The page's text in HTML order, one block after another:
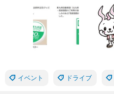
イベント ドライブ